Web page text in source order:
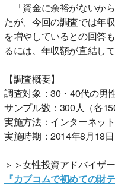
「資金に余裕がないか
たが、今回の調査では年
を増やしているとの回答
るには、年収額が直結し
【調査概要】
調査対象：30・40代の男
サンプル数：300人（各
実施方法：インターネッ
実施時期：2014年8月18
＞＞女性投資アドバイザ
『カブコムで初めての財